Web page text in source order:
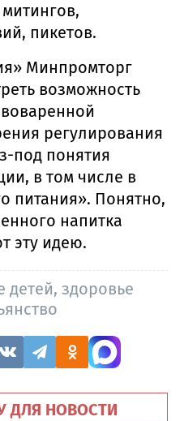
пикетов.
Минпромторг
возможность
регулирования
под понятия
в том числе в
питания». Понятно,
напитка
эту идею.
детей, здоровье
ДЛЯ НОВОСТИ